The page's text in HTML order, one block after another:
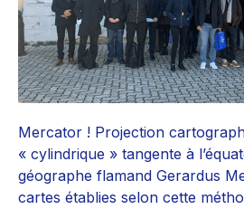
Mercator ! Projection
« cylindrique » tangente à
géographe flamand Gerardus
cartes établies selon cette